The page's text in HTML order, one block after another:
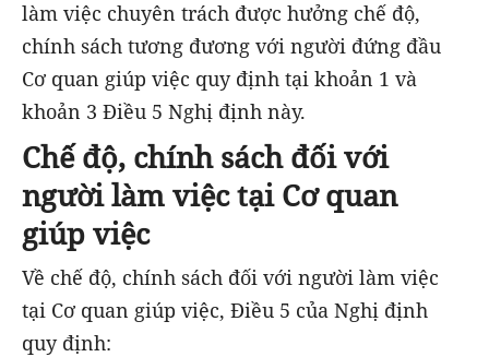
làm việc chuyên trách được hưởng chế độ,
chính sách tương đương với người đứng đầu
Cơ quan giúp việc quy định tại khoản 1 và
khoản 3 Điều 5 Nghị định này.
Chế độ, chính sách đối với
người làm việc tại Cơ quan
giúp việc
Về chế độ, chính sách đối với người làm việc
tại Cơ quan giúp việc, Điều 5 của Nghị định
quy định: